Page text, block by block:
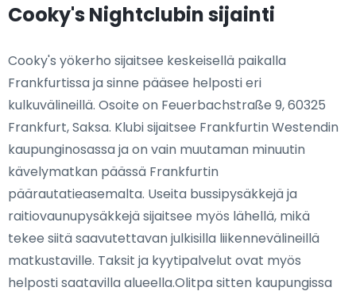
Cooky's Nightclubin sijainti
Cooky's yökerho sijaitsee keskeisellä paikalla
Frankfurtissa ja sinne pääsee helposti eri
kulkuvälineillä. Osoite on Feuerbachstraße 9, 60325
Frankfurt, Saksa. Klubi sijaitsee Frankfurtin Westendin
kaupunginosassa ja on vain muutaman minuutin
kävelymatkan päässä Frankfurtin
päärautatieasemalta. Useita bussipysäkkejä ja
raitiovaunupysäkkejä sijaitsee myös lähellä, mikä
tekee siitä saavutettavan julkisilla liikennevälineillä
matkustaville. Taksit ja kyytipalvelut ovat myös
helposti saatavilla alueella.Olitpa sitten kaupungissa